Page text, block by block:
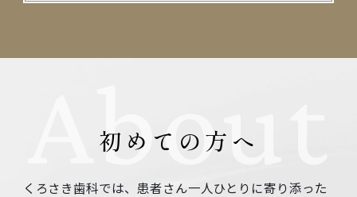
初めての方へ
About
くろさき歯科では、患者さん一人ひとりに寄り添った